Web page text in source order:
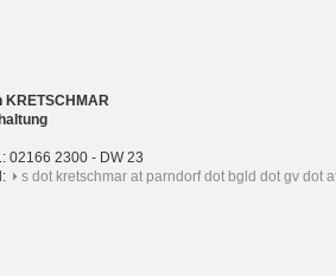
KRETSCHMAR
02166 2300 - DW 23
s dot kretschmar at parndorf dot bgld dot gv dot